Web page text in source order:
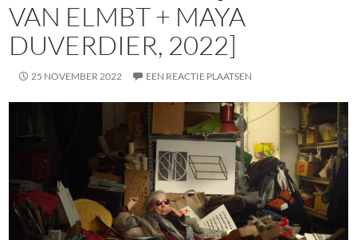
VAN ELMBT + MAYA
DUVERDIER, 2022]
25 NOVEMBER 2022 EEN REACTIE PLAATSEN